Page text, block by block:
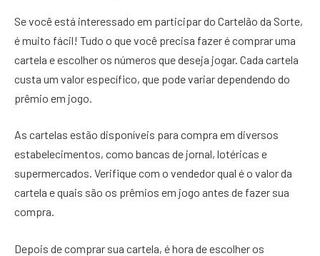
Se você está interessado em participar do Cartelão da Sorte,
é muito fácil! Tudo o que você precisa fazer é comprar uma
cartela e escolher os números que deseja jogar. Cada cartela
custa um valor específico, que pode variar dependendo do
prêmio em jogo.
As cartelas estão disponíveis para compra em diversos
estabelecimentos, como bancas de jornal, lotéricas e
supermercados. Verifique com o vendedor qual é o valor da
cartela e quais são os prêmios em jogo antes de fazer sua
compra.
Depois de comprar sua cartela, é hora de escolher os